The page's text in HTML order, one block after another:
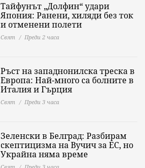
Тайфунът „Долфин“ удари
Япония: Ранени, хиляди без ток
и отменени полети
Свят Преди 2 часа
Ръст на западнонилска треска в
Европа: Най-много са болните в
Италия и Гърция
Свят Преди 3 часа
Зеленски в Белград: Разбирам
скептицизма на Вучич за ЕС, но
Украйна няма време